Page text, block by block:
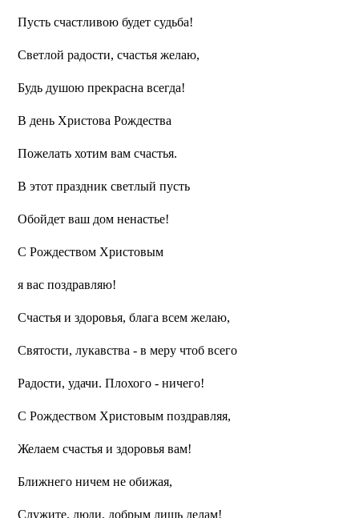
Пусть счастливою будет судьба!
Светлой радости, счастья желаю,
Будь душою прекрасна всегда!
В день Христова Рождества
Пожелать хотим вам счастья.
В этот праздник светлый пусть
Обойдет ваш дом ненастье!
С Рождеством Христовым
я вас поздравляю!
Счастья и здоровья, блага всем желаю,
Святости, лукавства - в меру чтоб всего
Радости, удачи. Плохого - ничего!
С Рождеством Христовым поздравляя,
Желаем счастья и здоровья вам!
Ближнего ничем не обижая,
Служите, люди, добрым лишь делам!